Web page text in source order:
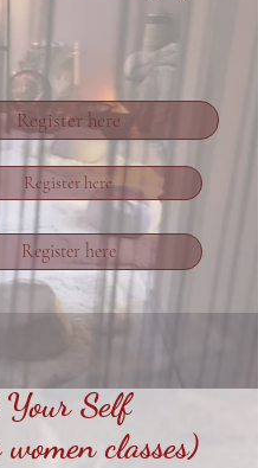
Register here
Register here
Register here
Your Self
classes)